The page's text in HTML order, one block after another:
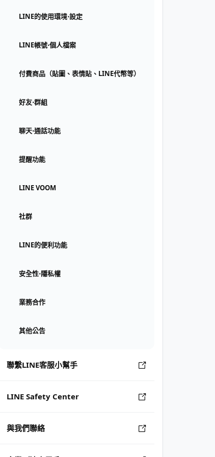
LINE的使用環境⋅設定
LINE帳號⋅個人檔案
付費商品（貼圖、表情貼、LINE代幣等）
好友⋅群組
聊天⋅通話功能
提醒功能
LINE VOOM
社群
LINE的便利功能
安全性⋅隱私權
業務合作
其他公告
聯繫LINE客服小幫手
LINE Safety Center
與我們聯絡